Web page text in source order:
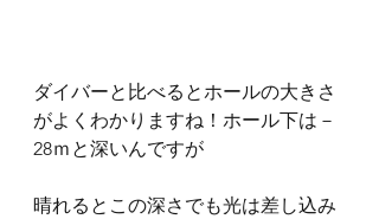
ダイバーと比べるとホールの大きさ
がよくわかりますね！ホール下は－
28ｍと深いんですが
晴れるとこの深さでも光は差し込み